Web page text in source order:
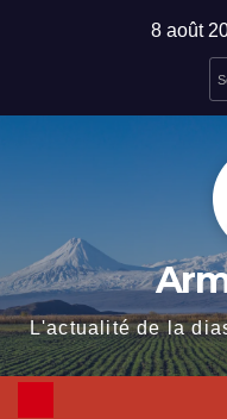
8 août
L'actualité de la